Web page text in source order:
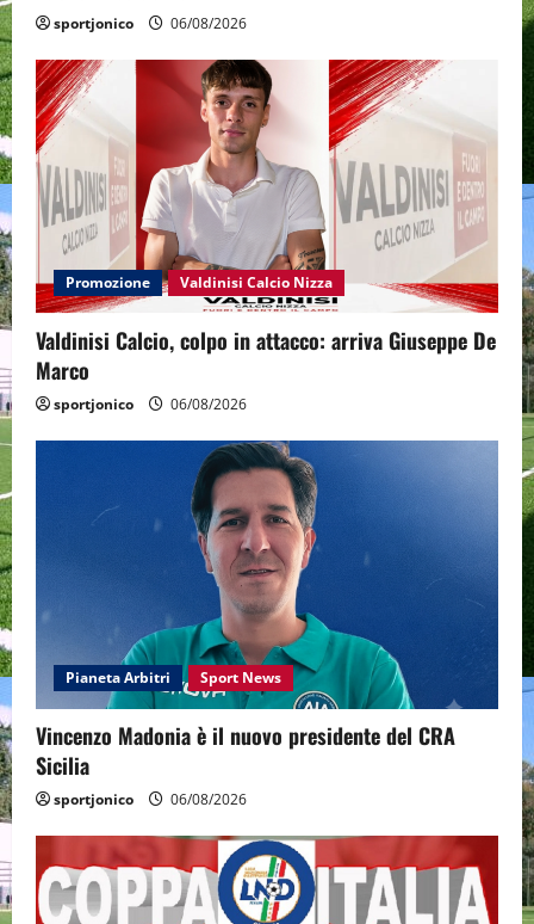
sportjonico 06/08/2026
Promozione Valdinisi Calcio Nizza
Valdinisi Calcio, colpo in attacco: arriva Giuseppe De
Marco
sportjonico 06/08/2026
Pianeta Arbitri Sport News
Vincenzo Madonia è il nuovo presidente del CRA
Sicilia
sportjonico 06/08/2026